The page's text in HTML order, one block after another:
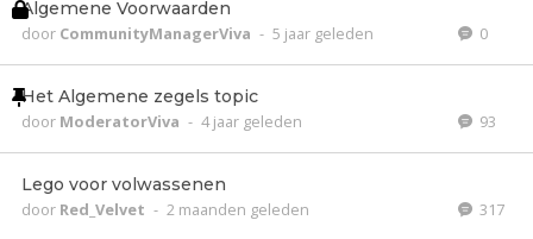
Algemene Voorwaarden
door CommunityManagerViva - 5 jaar geleden 0
Het Algemene zegels topic
door ModeratorViva - 4 jaar geleden 93
Lego voor volwassenen
door Red_Velvet - 2 maanden geleden 317